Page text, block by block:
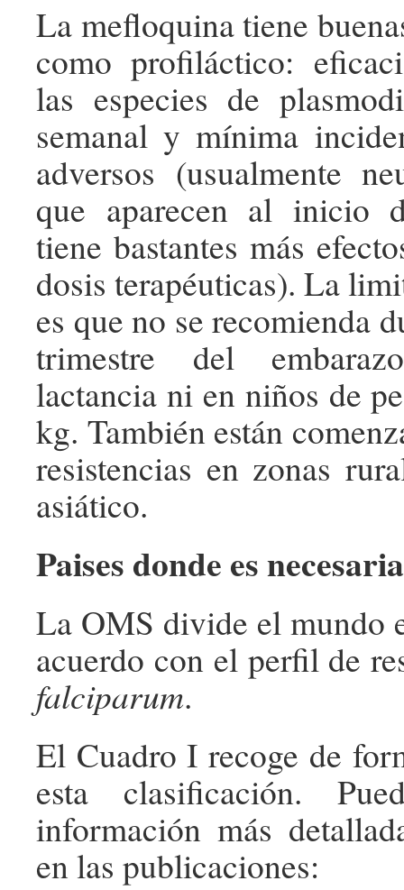
La mefloquina tiene
como profiláctico:
las especies de
semanal y mínima
adversos (usualmente
que aparecen al inicio
tiene bastantes más
dosis terapéuticas). La
es que no se recomienda
trimestre del
lactancia ni en niños de
kg. También están
resistencias en zonas
asiático.
Paises donde es
La OMS divide el mundo
acuerdo con el perfil de
falciparum.
El Cuadro I recoge de
esta clasificación.
información más
en las publicaciones: